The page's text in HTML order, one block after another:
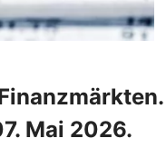
Mai 2026.